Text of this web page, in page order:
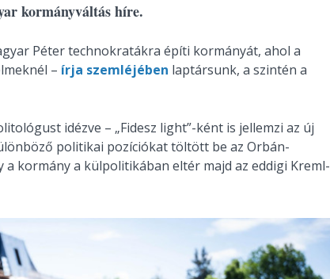
kormányváltás híre.
Péter technokratákra építi kormányát, ahol a
– írja szemléjében laptársunk, a szintén a
idézve – „Fidesz light”-ként is jellemzi az új
politikai pozíciókat töltött be az Orbán-
a kormány a külpolitikában eltér majd az eddigi Kreml-